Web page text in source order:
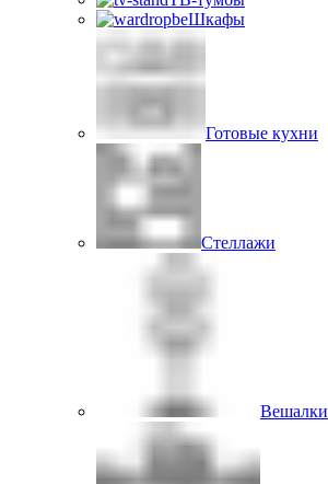
Шкафы
Готовые кухни
Стеллажи
Вешалки